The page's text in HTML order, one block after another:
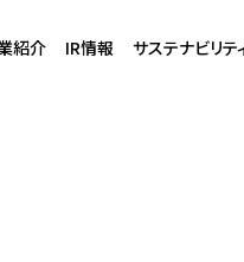
紹介 IR情報 サステナビリテ